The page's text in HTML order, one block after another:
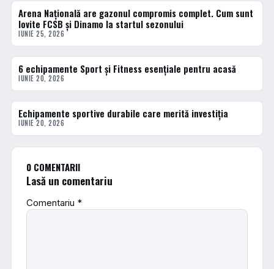
ACTUALE
Arena Națională are gazonul compromis complet. Cum sunt
lovite FCSB și Dinamo la startul sezonului
IUNIE 25, 2026
ACTUALE
6 echipamente Sport și Fitness esențiale pentru acasă
IUNIE 20, 2026
ACTUALE
Echipamente sportive durabile care merită investiția
IUNIE 20, 2026
0 COMENTARII
Lasă un comentariu
Comentariu *